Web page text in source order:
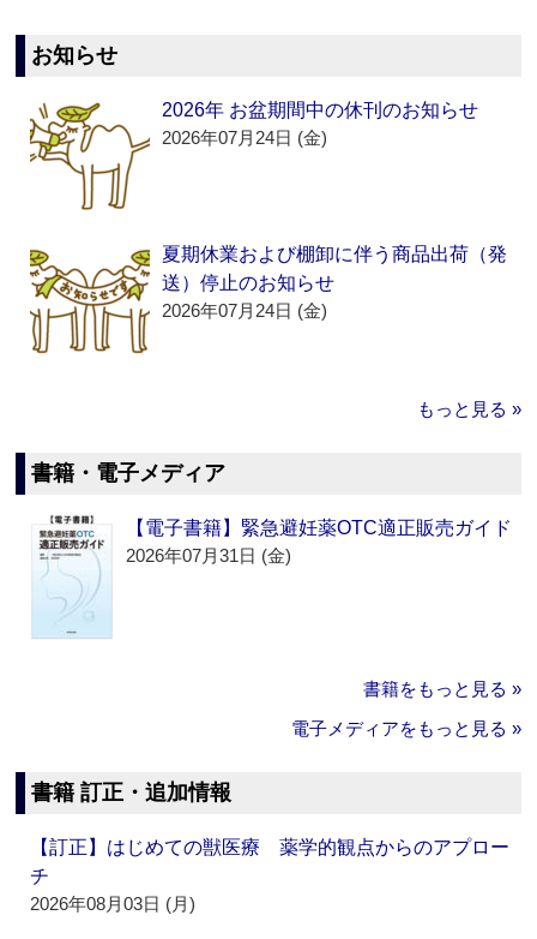
お知らせ
2026年 お盆期間中の休刊のお知らせ
2026年07月24日 (金)
夏期休業および棚卸に伴う商品出荷（発
送）停止のお知らせ
2026年07月24日 (金)
もっと見る »
書籍・電子メディア
【電子書籍】緊急避妊薬OTC適正販売ガイド
2026年07月31日 (金)
書籍をもっと見る »
電子メディアをもっと見る »
書籍 訂正・追加情報
【訂正】はじめての獣医療 薬学的観点からのアプロー
チ
2026年08月03日 (月)